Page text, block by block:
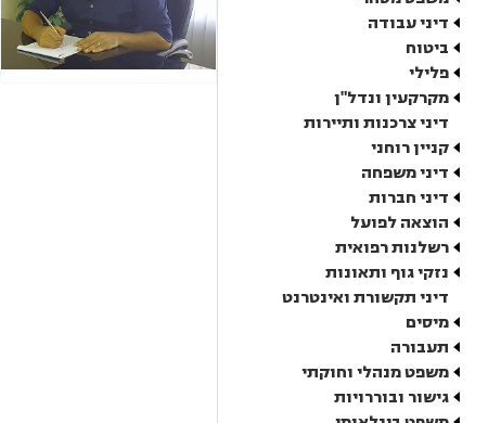
דיני עבודה
ביטוח
פלילי
מקרקעין ונדל"ן
דיני צרכנות ותיירות
קניין רוחני
דיני משפחה
דיני חברות
הוצאה לפועל
רשלנות רפואית
נזקי גוף ותאונות
דיני תקשורת ואינטרנט
מיסים
תעבורה
משפט מנהלי וחוקתי
גישור ובוררויות